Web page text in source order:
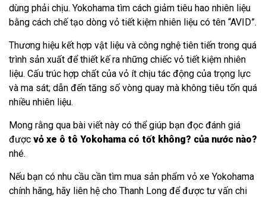
dùng phải chịu. Yokohama tìm cách giảm tiêu hao nhiên liệu
bằng cách chế tạo dòng vỏ tiết kiệm nhiên liệu có tên “AVID”.
Thương hiệu kết hợp vật liệu và công nghệ tiên tiến trong quá
trình sản xuất để thiết kế ra những chiếc vỏ tiết kiệm nhiên
liệu. Cấu trúc hợp chất của vỏ ít chịu tác động của trọng lực
và ma sát; dẫn đến tăng số vòng quay mà không tiêu tốn quá
nhiều nhiên liệu.
Mong rằng qua bài viết này có thể giúp bạn đọc đánh giá
được vỏ xe ô tô Yokohama có tốt không? của nước nào?
nhé.
Nếu bạn có nhu cầu cần tìm mua sản phẩm vỏ xe Yokohama
chính hãng, hãy liên hệ cho Thanh Long để được tư vấn chi